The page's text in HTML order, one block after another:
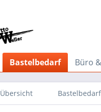
Bastelbedarf Büro
Übersicht Bastelbedarf